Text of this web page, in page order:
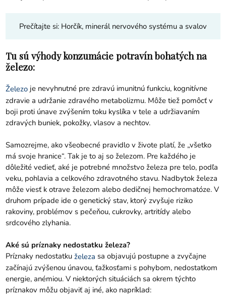
Prečítajte si: Horčík, minerál nervového systému a svalov
Tu sú výhody konzumácie potravín bohatých na
železo:
Železo je nevyhnutné pre zdravú imunitnú funkciu, kognitívne
zdravie a udržanie zdravého metabolizmu. Môže tiež pomôcť v
boji proti únave zvýšením toku kyslíka v tele a udržiavaním
zdravých buniek, pokožky, vlasov a nechtov.
Samozrejme, ako všeobecné pravidlo v živote platí, že „všetko
má svoje hranice“. Tak je to aj so železom. Pre každého je
dôležité vedieť, aké je potrebné množstvo železa pre telo, podľa
veku, pohlavia a celkového zdravotného stavu. Nadbytok železa
môže viesť k otrave železom alebo dedičnej hemochromatóze. V
druhom prípade ide o genetický stav, ktorý zvyšuje riziko
rakoviny, problémov s pečeňou, cukrovky, artritídy alebo
srdcového zlyhania.
Aké sú príznaky nedostatku železa?
Príznaky nedostatkuželeza sa objavujú postupne a zvyčajne
začínajú zvýšenou únavou, ťažkosťami s pohybom, nedostatkom
energie, anémiou. V niektorých situáciách sa okrem týchto
príznakov môžu objaviť aj iné, ako napríklad: